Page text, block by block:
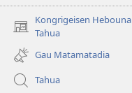
Kongrigeisen Hebouna
Tahua
(uindo
matamata
do
ia
kehoa)
Gau Matamatadia
Tahua